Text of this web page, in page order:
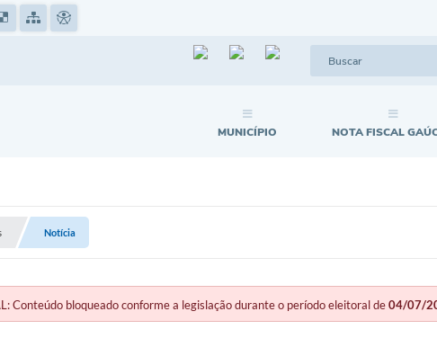
MUNICÍPIO NOTA FISCAL
Notícia
Conteúdo bloqueado conforme a legislação durante o período eleitoral de04/07/